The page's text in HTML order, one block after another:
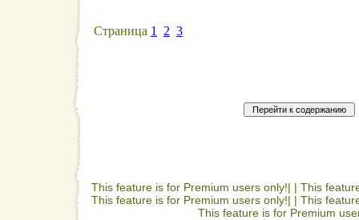
Страница 1 2 3
This feature is for Premium users only!| | This
This feature is for Premium users only!| | This
This feature is for Premium